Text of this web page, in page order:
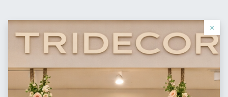
购物车 0 愿望单 0 登录
×